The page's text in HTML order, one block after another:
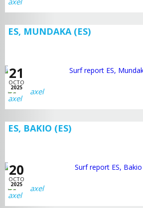
ES, MUNDAKA (ES)
21
OCTO
2025
axel
ES, BAKIO (ES)
20
OCTO
2025
axel